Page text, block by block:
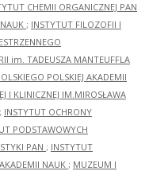
CHEMII ORGANICZNEJ PAN
; INSTYTUT FILOZOFII I
im. TADEUSZA MANTEUFFLA
POLSKIEJ AKADEMII
I KLINICZNEJ IM.MIROSŁAWA
; INSTYTUT OCHRONY
PODSTAWOWYCH
PAN ; INSTYTUT
NAUK ; MUZEUM I